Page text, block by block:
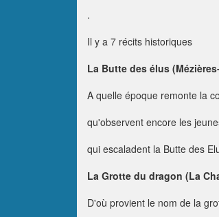
.
Il y a 7 récits historiques
La Butte des élus
A quelle époque remonte la
qu'observent encore les
qui escaladent la Butte des
La Grotte du dragon (La
D'où provient le nom de la